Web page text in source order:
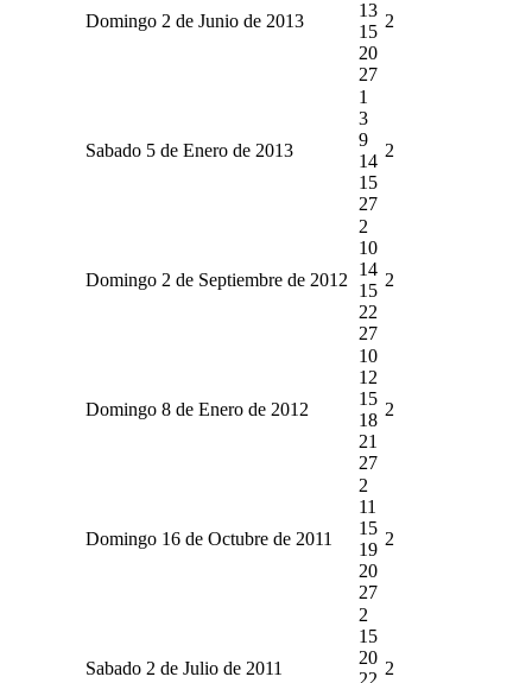
Domingo 2 de Junio de 2013
13
15
20
27
2
Sabado 5 de Enero de 2013
1
3
9
14
15
27
2
Domingo 2 de Septiembre de 2012
2
10
14
15
22
27
2
Domingo 8 de Enero de 2012
10
12
15
18
21
27
2
Domingo 16 de Octubre de 2011
2
11
15
19
20
27
2
Sabado 2 de Julio de 2011
2
15
20
22
2